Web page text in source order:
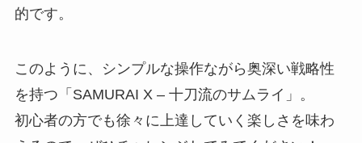
的です。
このように、シンプルな操作ながら奥深い戦略性
を持つ「SAMURAI X – 十刀流のサムライ」。
初心者の方でも徐々に上達していく楽しさを味わ